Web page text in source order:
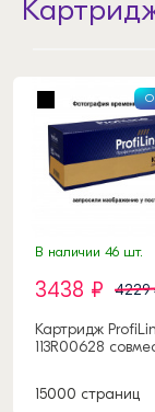
В наличии 46 шт.
3438 ₽ 4229
Картридж
113R00628
15000 страниц